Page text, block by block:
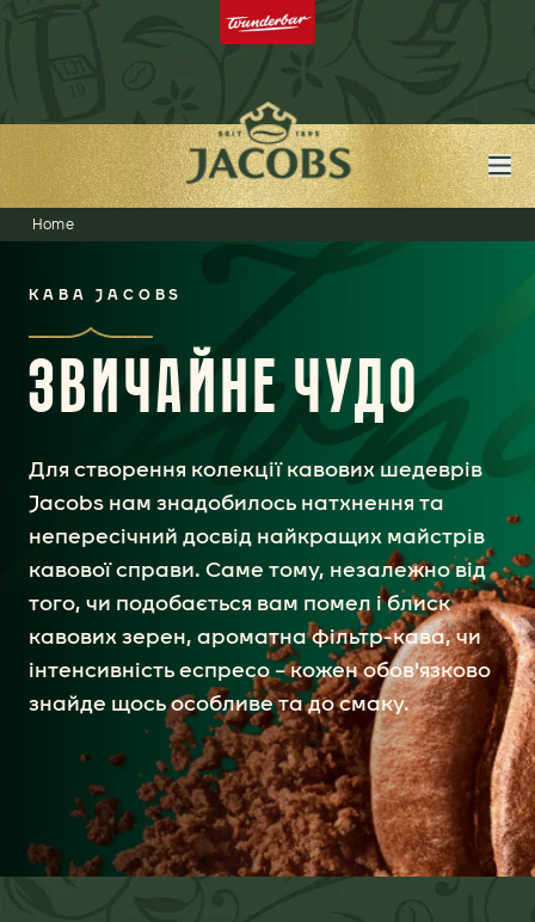
Home
КАВА JACOBS
ЗВИЧАЙНЕ ЧУДО
Для створення колекції кавових шедеврів
Jacobs нам знадобилось натхнення та
непересічний досвід найкращих майстрів
кавової справи. Саме тому, незалежно від
того, чи подобається вам помел і блиск
кавових зерен, ароматна фільтр-кава, чи
інтенсивність еспресо – кожен обов'язково
знайде щось особливе та до смаку.